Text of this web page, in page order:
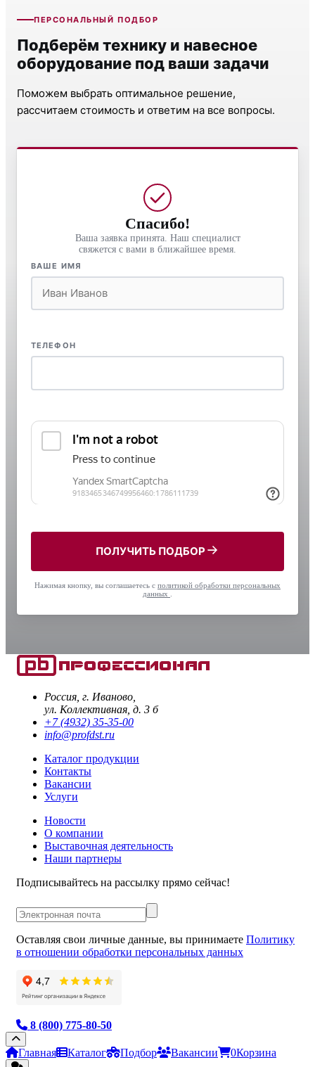
ПЕРСОНАЛЬНЫЙ ПОДБОР
Подберём технику и навесное
оборудование под ваши задачи
Поможем выбрать оптимальное решение,
рассчитаем стоимость и ответим на все вопросы.
Спасибо!
Ваша заявка принята. Наш специалист
свяжется с вами в ближайшее время.
ВАШЕ ИМЯ
ТЕЛЕФОН
ПОЛУЧИТЬ ПОДБОР
Нажимая кнопку, вы соглашаетесь с политикой обработки персональных
данных
Россия, г. Иваново,
ул. Коллективная, д. 3 б
+7 (4932) 35-35-00
info@profdst.ru
Каталог продукции
Контакты
Вакансии
Услуги
Новости
О компании
Выставочная деятельность
Наши партнеры
Подписывайтесь на рассылку прямо сейчас!
Оставляя свои личные данные, вы принимаете Политику
в отношении обработки персональных данных
8 (800) 775-80-50
Главная Каталог Подбор Вакансии 0Корзина